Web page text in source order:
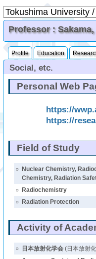
Professor :
Profile Education
Social, etc.
Personal Web
https://
https://
Field of Study
○
Nuclear Chemistry,
Chemistry, Radiation
○
Radiochemistry
○
Radiation Protection
Activity of
○ 日本放射化学会(日本放射